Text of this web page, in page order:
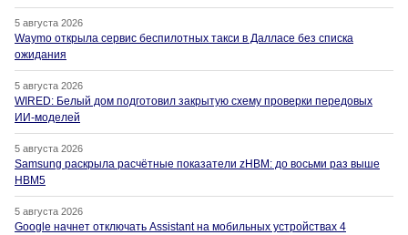
5 августа 2026
Waymo открыла сервис беспилотных такси в Далласе без списка
ожидания
5 августа 2026
WIRED: Белый дом подготовил закрытую схему проверки передовых
ИИ-моделей
5 августа 2026
Samsung раскрыла расчётные показатели zHBM: до восьми раз выше
HBM5
5 августа 2026
Google начнет отключать Assistant на мобильных устройствах 4